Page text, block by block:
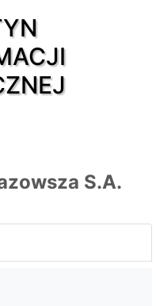
S.A.